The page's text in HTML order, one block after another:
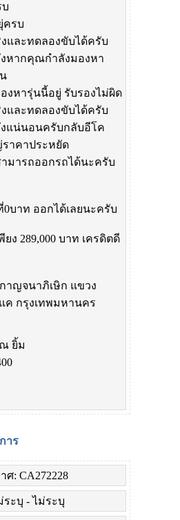
ครบ
และทดลองขับได้ครับ
หากคุณกำลังมองหา
หารุ่นนี้อยู่ รับรองไม่ผิด
และทดลองขับได้ครับ
แน่นอนครับกลับอีโค
าคาประหยัด
มารถออกรถได้นะครับ
0บาท ออกได้เลยนะครับ
ง 289,000 บาท เครดิตดี
าญจนาภิเษิก แขวง
ค กรุงเทพมหานคร
ยิ้ม
าร
: CA272228
ะบุ - ไม่ระบุ